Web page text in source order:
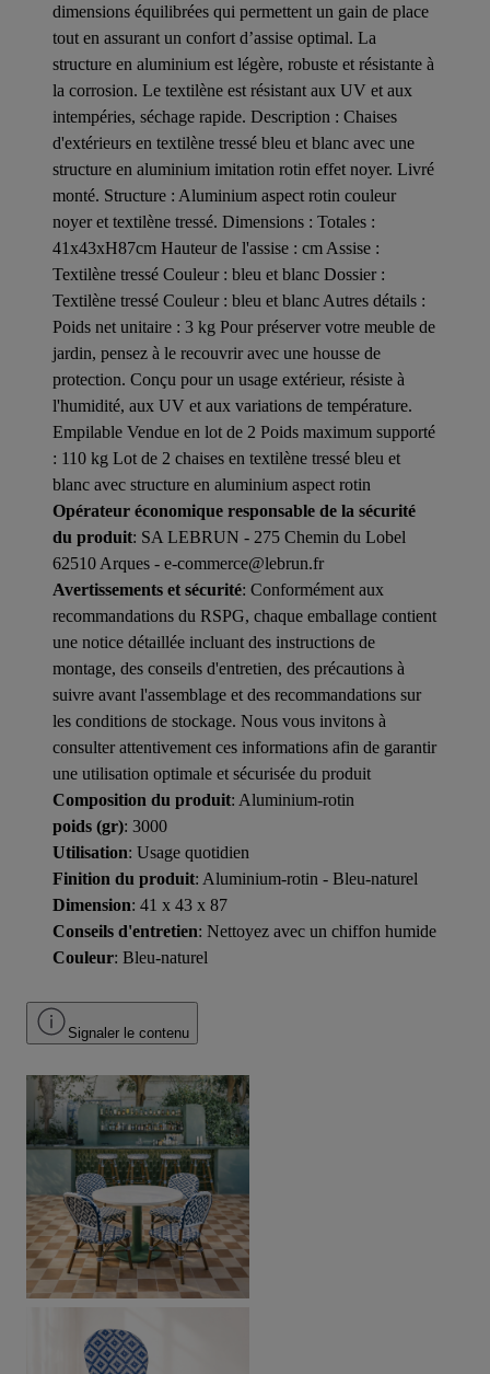
dimensions équilibrées qui permettent un gain de place
tout en assurant un confort d’assise optimal. La
structure en aluminium est légère, robuste et résistante à
la corrosion. Le textilène est résistant aux UV et aux
intempéries, séchage rapide. Description : Chaises
d'extérieurs en textilène tressé bleu et blanc avec une
structure en aluminium imitation rotin effet noyer. Livré
monté. Structure : Aluminium aspect rotin couleur
noyer et textilène tressé. Dimensions : Totales :
41x43xH87cm Hauteur de l'assise : cm Assise :
Textilène tressé Couleur : bleu et blanc Dossier :
Textilène tressé Couleur : bleu et blanc Autres détails :
Poids net unitaire : 3 kg Pour préserver votre meuble de
jardin, pensez à le recouvrir avec une housse de
protection. Conçu pour un usage extérieur, résiste à
l'humidité, aux UV et aux variations de température.
Empilable Vendue en lot de 2 Poids maximum supporté
: 110 kg Lot de 2 chaises en textilène tressé bleu et
blanc avec structure en aluminium aspect rotin
Opérateur économique responsable de la sécurité
du produit: SA LEBRUN - 275 Chemin du Lobel
62510 Arques - e-commerce@lebrun.fr
Avertissements et sécurité: Conformément aux
recommandations du RSPG, chaque emballage contient
une notice détaillée incluant des instructions de
montage, des conseils d'entretien, des précautions à
suivre avant l'assemblage et des recommandations sur
les conditions de stockage. Nous vous invitons à
consulter attentivement ces informations afin de garantir
une utilisation optimale et sécurisée du produit
Composition du produit: Aluminium-rotin
poids (gr): 3000
Utilisation: Usage quotidien
Finition du produit: Aluminium-rotin - Bleu-naturel
Dimension: 41 x 43 x 87
Conseils d'entretien: Nettoyez avec un chiffon humide
Couleur: Bleu-naturel
Signaler le contenu